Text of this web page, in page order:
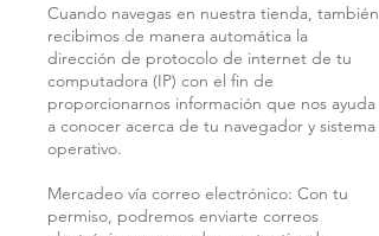
Cuando navegas en nuestra tienda, también
recibimos de manera automática la
dirección de protocolo de internet de tu
computadora (IP) con el fin de
proporcionarnos información que nos ayuda
a conocer acerca de tu navegador y sistema
operativo.
Mercadeo vía correo electrónico: Con tu
permiso, podremos enviarte correos